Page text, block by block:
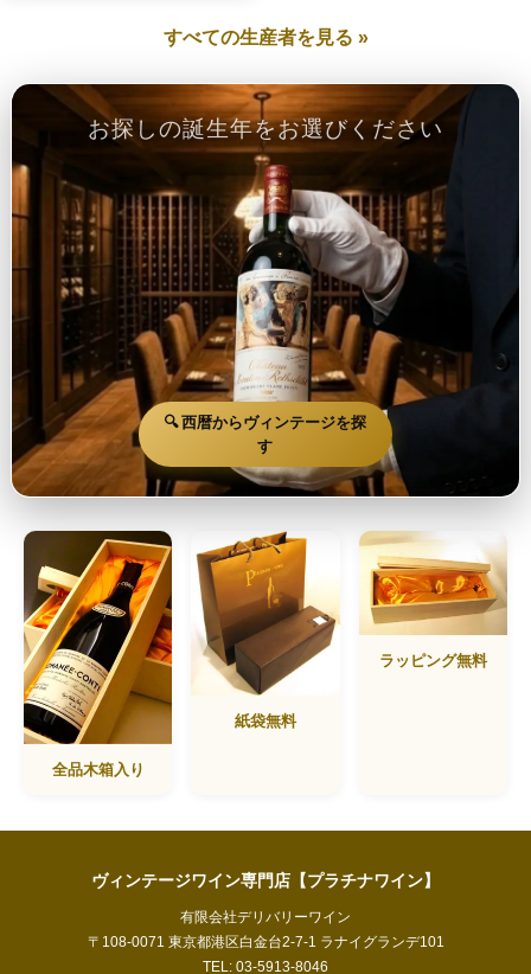
すべての生産者を見る »
お探しの誕生年をお選びください
🔍 西暦からヴィンテージを探
す
全品木箱入り
紙袋無料
ラッピング無料
ヴィンテージワイン専門店【プラチナワイン】
有限会社デリバリーワイン
〒108-0071 東京都港区白金台2-7-1 ラナイグランデ101
TEL: 03-5913-8046